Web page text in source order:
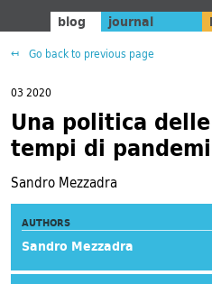
blog journal
Go back to previous page
03 2020
Una politica
tempi di
Sandro Mezzadra
AUTHORS
Sandro Mezzadra